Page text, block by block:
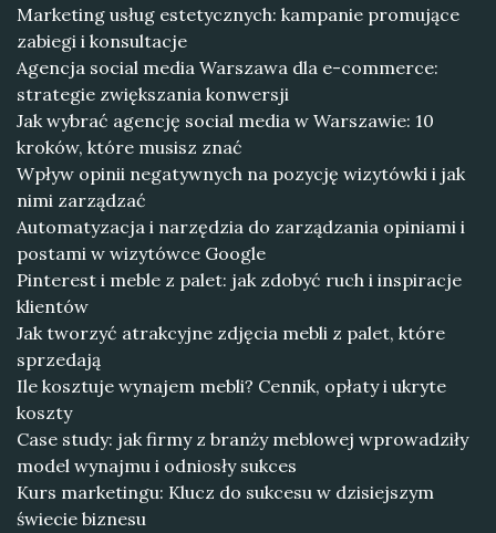
Marketing usług estetycznych: kampanie promujące
zabiegi i konsultacje
Agencja social media Warszawa dla e-commerce:
strategie zwiększania konwersji
Jak wybrać agencję social media w Warszawie: 10
kroków, które musisz znać
Wpływ opinii negatywnych na pozycję wizytówki i jak
nimi zarządzać
Automatyzacja i narzędzia do zarządzania opiniami i
postami w wizytówce Google
Pinterest i meble z palet: jak zdobyć ruch i inspiracje
klientów
Jak tworzyć atrakcyjne zdjęcia mebli z palet, które
sprzedają
Ile kosztuje wynajem mebli? Cennik, opłaty i ukryte
koszty
Case study: jak firmy z branży meblowej wprowadziły
model wynajmu i odniosły sukces
Kurs marketingu: Klucz do sukcesu w dzisiejszym
świecie biznesu